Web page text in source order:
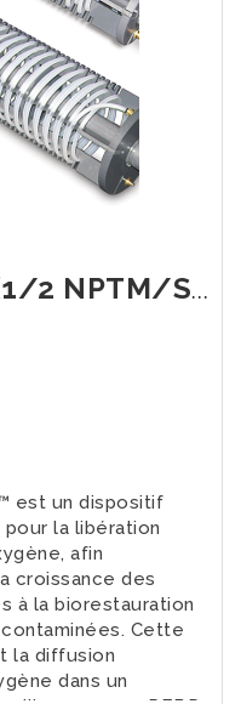
Waterloo Emitter (1/2 NPTM/Silicon) - longueur 51"
est un dispositif
la libération
afin
croissance des
à la biorestauration
Cette
la diffusion
dans un